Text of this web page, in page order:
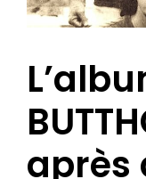
après